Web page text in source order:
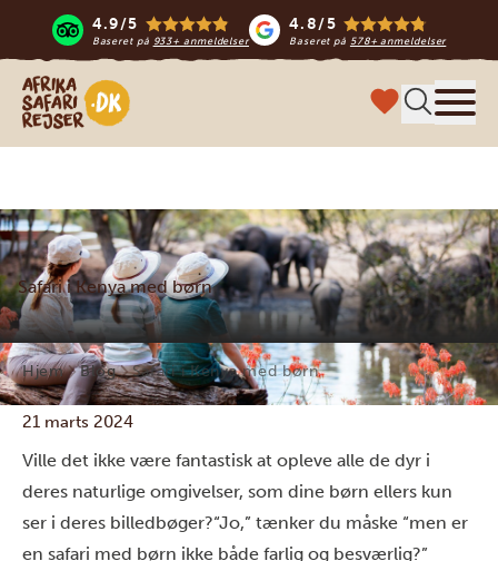
4.9/5
Baseret på 933+ anmeldelser
4.8/5
Baseret på 578+ anmeldelser
Safari-rejser i Afrika
Safari i Kenya med børn
Hjem Blog Safari i Kenya med børn
21 marts 2024
Ville det ikke være fantastisk at opleve alle de dyr i
deres naturlige omgivelser, som dine børn ellers kun
ser i deres billedbøger?“Jo,” tænker du måske “men er
en safari med børn ikke både farlig og besværlig?”